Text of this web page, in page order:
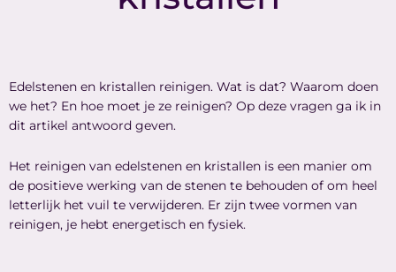
Edelstenen en kristallen reinigen. Wat is dat? Waarom doen
we het? En hoe moet je ze reinigen? Op deze vragen ga ik in
dit artikel antwoord geven.
Het reinigen van edelstenen en kristallen is een manier om
de positieve werking van de stenen te behouden of om heel
letterlijk het vuil te verwijderen. Er zijn twee vormen van
reinigen, je hebt energetisch en fysiek.